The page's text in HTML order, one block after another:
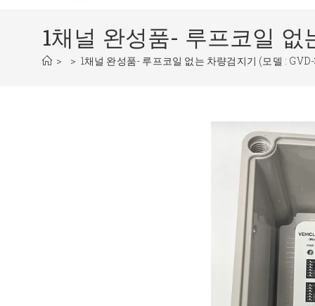
1채널 완성품- 루프코일 없
> > 1채널 완성품- 루프코일 없는 차량검지기 (모델 :